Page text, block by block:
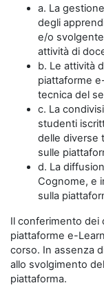
a. La
degli
e/o
attività di
b. Le attività
piattaforme
tecnica del
c. La
studenti
delle diverse
sulle
d. La
Cognome, e
sulla
Il conferimento dei
piattaforme e-
corso. In assenza
allo svolgimento
piattaforma.